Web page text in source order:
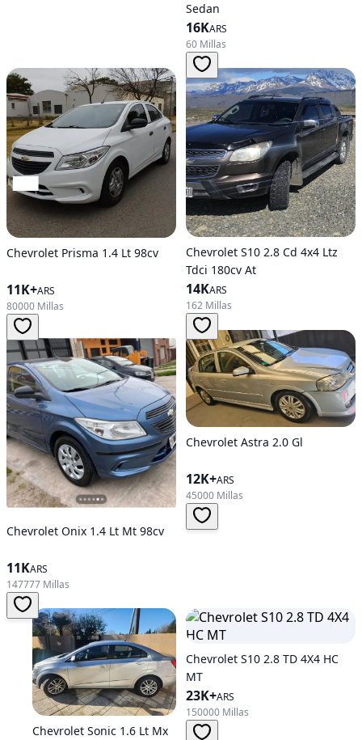
Sedan
16KARS
60 Millas
Chevrolet Prisma 1.4 Lt 98cv
11K+ARS
80000 Millas
Chevrolet S10 2.8 Cd 4x4 Ltz
Tdci 180cv At
14KARS
162 Millas
Chevrolet Onix 1.4 Lt Mt 98cv
11KARS
147777 Millas
Chevrolet Astra 2.0 Gl
12K+ARS
45000 Millas
Chevrolet Sonic 1.6 Lt Mx
Chevrolet S10 2.8 TD 4X4 HC
MT
23K+ARS
150000 Millas